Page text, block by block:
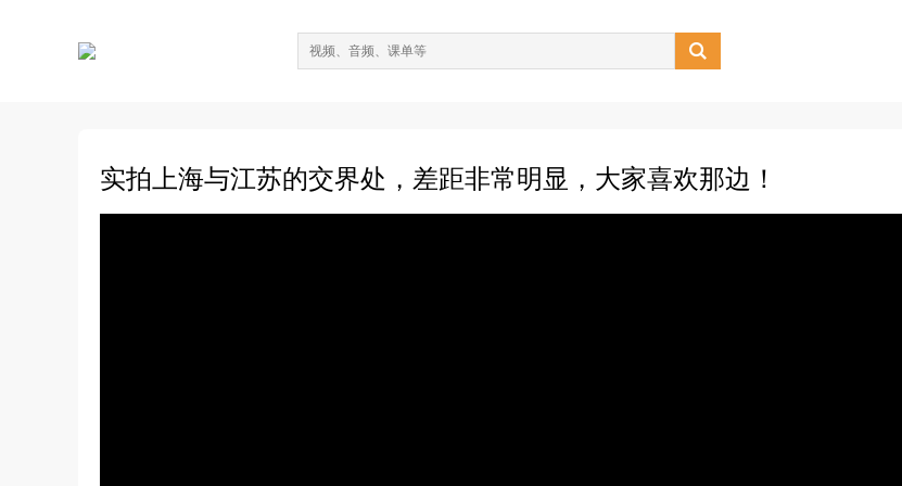

实拍上海与江苏的交界处，差距非常明显，大家喜欢那边！